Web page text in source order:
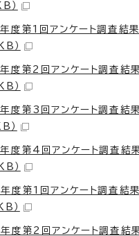
）
度第1回アンケート調査結
）
度第2回アンケート調査結
）
度第3回アンケート調査結
）
度第4回アンケート調査結
）
度第1回アンケート調査結
）
度第2回アンケート調査結